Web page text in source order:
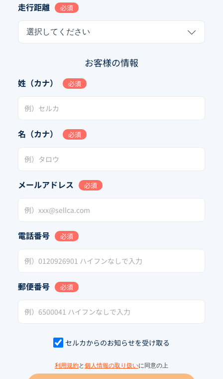
走行距離 必須
選択してください
お客様の情報
姓（カナ） 必須
名（カナ） 必須
メールアドレス 必須
電話番号 必須
郵便番号 必須
セルカからのお知らせを受け取る
利用規約と 個人情報の取り扱いに同意の上